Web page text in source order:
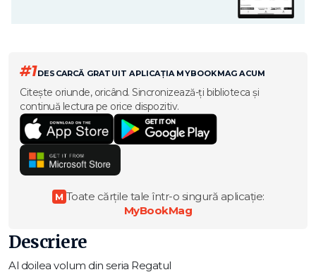
#1DESCARCĂ GRATUIT APLICAȚIA MYBOOKMAG ACUM
Citește oriunde, oricând. Sincronizează-ți biblioteca și
continuă lectura pe orice dispozitiv.
M Toate cărțile tale într-o singură aplicație:
MyBookMag
Descriere
Al doilea volum din seria Regatul